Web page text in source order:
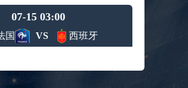
元老斯
诺克世
锦赛半
决赛
里 全场录像回放
ATP罗马
大师赛
男单第2
胜者组 BLG vs T1 全场录像回放
冠军赛
组决赛 重庆狼队 vs 苏州KSG 全场录像回放
07-15 03:00
国 VS 西班牙